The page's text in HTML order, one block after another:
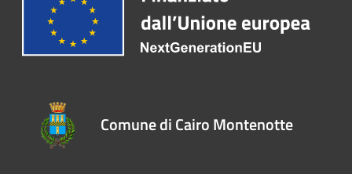
Comune di Cairo Montenotte